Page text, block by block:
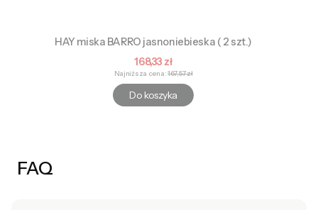
HAY miska BARRO jasnoniebieska ( 2 szt.)
Cena promocyjna
168,33 zł
Najniższa cena:167,57 zł
Do koszyka
FAQ